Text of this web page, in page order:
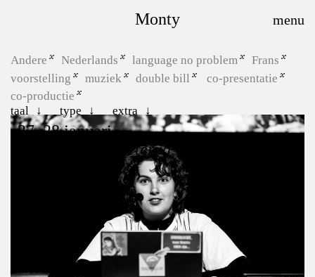
Monty
Andere Nederlands language no problem
Frans
voorstelling
muziek double bill
co-presentatie
co-productie
taal
type extra
27, 28 januari
Hoe zeg je “kom terug”?